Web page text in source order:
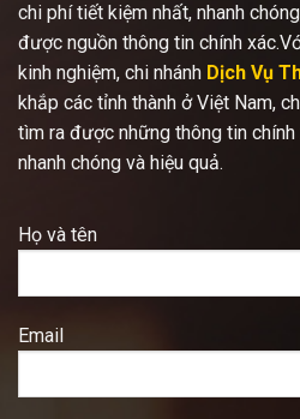
chi phí tiết kiệm nhất, nhanh
được nguồn thông tin chính
kinh nghiệm, chi nhánh Dịch Vụ
khắp các tỉnh thành ở Việt Nam,
tìm ra được những thông tin
nhanh chóng và hiệu quả.
Họ và tên
Email